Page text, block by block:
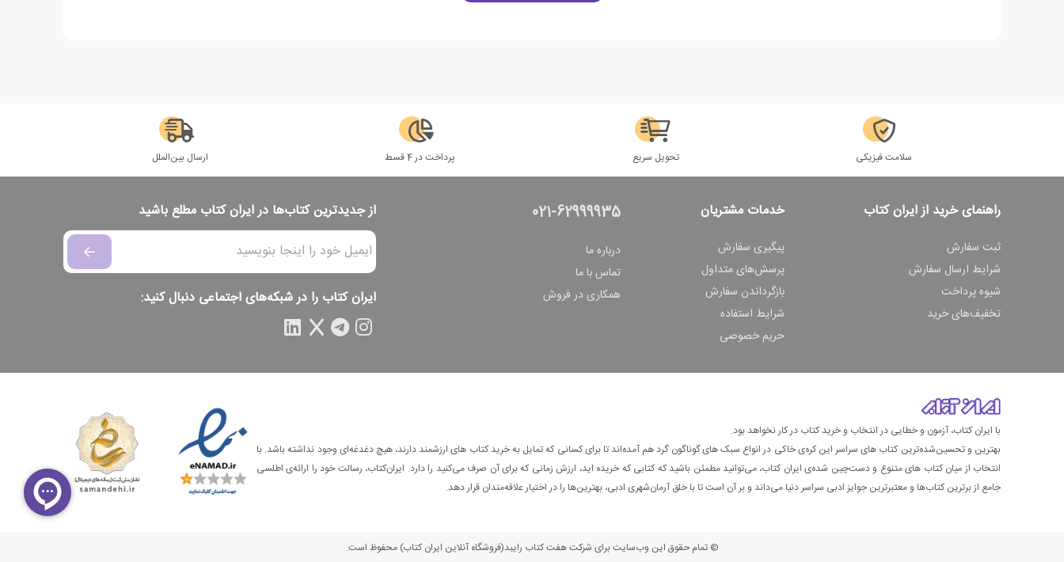
سلامت فیزیکی تحویل سریع پرداخت در 4 قسط ارسال بین‌الملل
راهنمای خرید از ایران کتاب
ثبت سفارش
شرایط ارسال سفارش
شیوه پرداخت
تخفیف‌های خرید
خدمات مشتریان
پیگیری سفارش
پرسش‌های متداول
بازگرداندن سفارش
شرایط استفاده
حریم خصوصی
021-62999935
درباره ما
تماس با ما
همکاری در فروش
از جدیدترین کتاب‌ها در ایران کتاب مطلع باشید
ایران کتاب را در شبکه‌های اجتماعی دنبال کنید:
با ایران کتاب، آزمون و خطایی در انتخاب و خرید کتاب در کار نخواهد بود.
بهترین و تحسین‌شده‌ترین کتاب‌ های سراسر این کره‌ی خاکی در انواع سبک های گوناگون گرد هم آمده‌اند تا برای کسانی که تمایل به خرید کتاب های ارزشمند دارند، هیچ دغدغه‌ای وجود نداشته باشد. با
انتخاب از میان کتاب های متنوع و دست‌چین شده‌ی ایران کتاب، می‌توانید مطمئن باشید که کتابی که خریده اید، ارزش زمانی که برای آن صرف می‌کنید را دارد. ایران‌کتاب، رسالت خود را ارائه‌ی اطلسی
جامع از برترین کتاب‌ها و معتبرترین جوایز ادبی سراسر دنیا می‌داند و بر آن است تا با خلق آرمان‌شهری ادبی، بهترین‌ها را در اختیار علاقه‌مندان قرار دهد.
© تمام حقوق این وب‌سایت برای شرکت هفت کتاب رایبد(فروشگاه آنلاین ایران کتاب) محفوظ است.